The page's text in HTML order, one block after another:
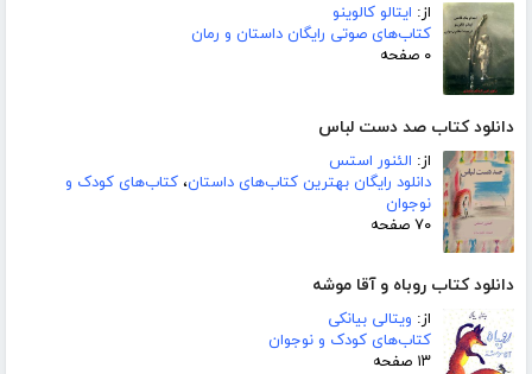
از: ایتالو کالوینو
کتاب‌های صوتی رایگان داستان و رمان
۰ صفحه
دانلود کتاب صد دست لباس
از: الئنور استس
دانلود رایگان بهترین کتاب‌های داستان، کتاب‌های کودک و
نوجوان
۷۰ صفحه
دانلود کتاب روباه و آقا موشه
از: ویتالی بیانکی
کتاب‌های کودک و نوجوان
۱۳ صفحه